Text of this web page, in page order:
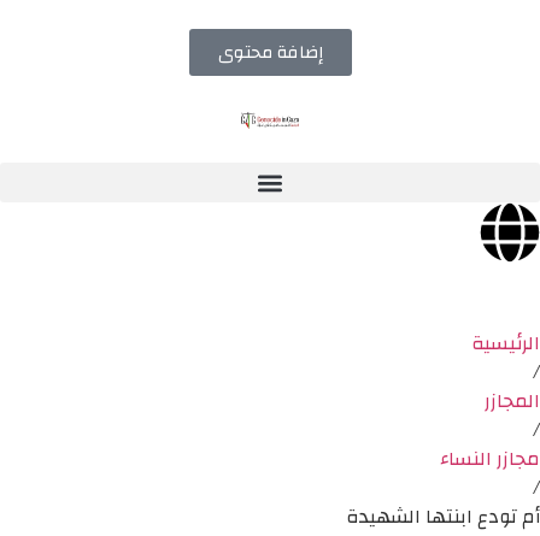
إضافة محتوى
الرئيسية
/
المجازر
/
مجازر النساء
/
أم تودع ابنتها الشهيدة